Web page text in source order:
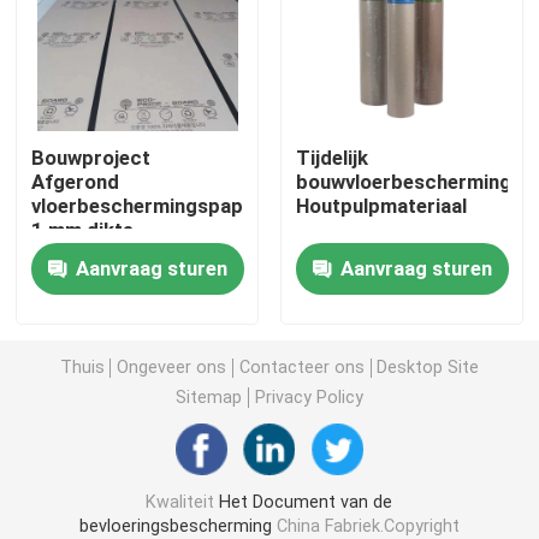
Het Document van de bouwvloerbedekking
Het Document van de kartondruk
Waterdichte Bevloeringsbladen
Tijdelijke Beschermende Vloerbedekking
Zwart kartondocument
In te ademen Plakband
Inpakkend Broodjesdocument
Bouwproject
Afgerond
vloerbeschermingspapier
1 mm dikte
Recycleerbaar
Aanvraag sturen
Tijdelijk
Houtpulpmateriaal
Aanvraag sturen
Thuis Ongeveer ons Contacteer ons
Desktop Site
Sitemap
Privacy Policy
Kwaliteit Het Document van de
bevloeringsbescherming China Fabriek.Copyright